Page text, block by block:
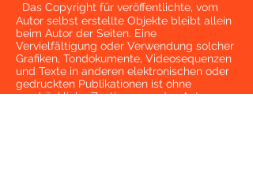
Das Copyright für veröffentlichte, vom
Autor selbst erstellte Objekte bleibt allein
beim Autor der Seiten. Eine
Vervielfältigung oder Verwendung solcher
Grafiken, Tondokumente, Videosequenzen
und Texte in anderen elektronischen oder
gedruckten Publikationen ist ohne
ausdrückliche Zustimmung des Autors